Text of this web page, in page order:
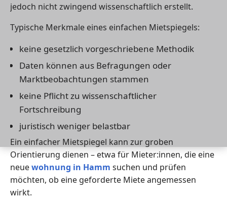
jedoch nicht zwingend wissenschaftlich erstellt.
Typische Merkmale eines einfachen Mietspiegels:
keine gesetzlich vorgeschriebene Methodik
Daten können aus Befragungen oder
Marktbeobachtungen stammen
keine Pflicht zu wissenschaftlicher
Fortschreibung
juristisch weniger belastbar
Ein einfacher Mietspiegel kann zur groben
Orientierung dienen – etwa für Mieter:innen, die eine
neuewohnung in Hamm suchen und prüfen
möchten, ob eine geforderte Miete angemessen
wirkt.